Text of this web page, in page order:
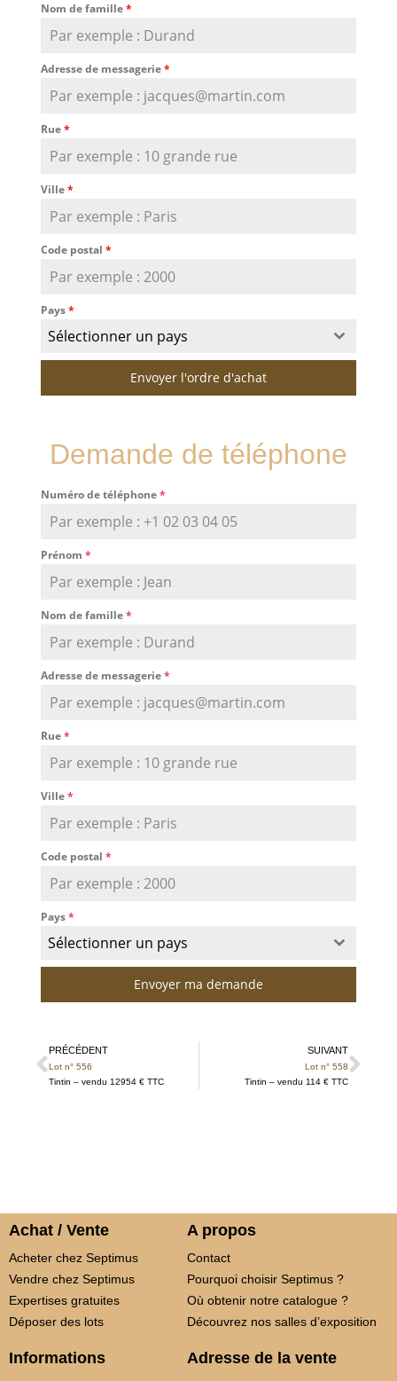
Nom de famille*
Adresse de messagerie*
Rue*
Ville*
Code postal *
Pays*
Sélectionner un pays
Envoyer l'ordre d'achat
Demande de téléphone
Numéro de téléphone*
Prénom *
Nom de famille*
Adresse de messagerie*
Rue*
Ville*
Code postal *
Pays*
Sélectionner un pays
Envoyer ma demande
PRÉCÉDENT
Lot n° 556
Tintin – vendu 12954 € TTC
SUIVANT
Lot n° 558
Tintin – vendu 114 € TTC
Achat / Vente
Acheter chez Septimus
Vendre chez Septimus
Expertises gratuites
Déposer des lots
A propos
Contact
Pourquoi choisir Septimus ?
Où obtenir notre catalogue ?
Découvrez nos salles d’exposition
Informations Adresse de la vente